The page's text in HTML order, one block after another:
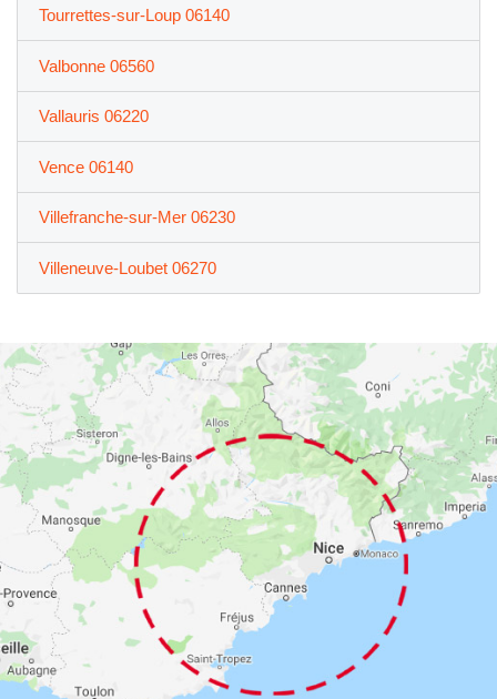
Tourrettes-sur-Loup 06140
Valbonne 06560
Vallauris 06220
Vence 06140
Villefranche-sur-Mer 06230
Villeneuve-Loubet 06270